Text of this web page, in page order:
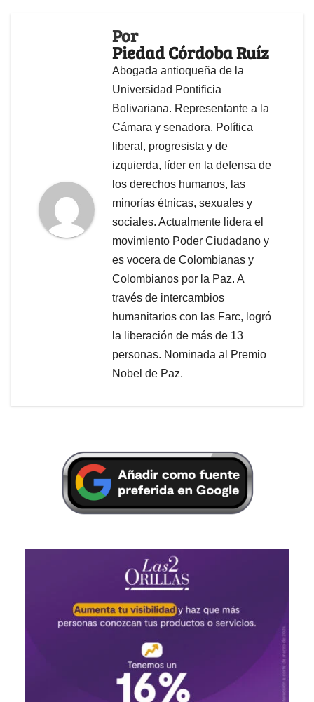
Por
Piedad Córdoba Ruíz
Abogada antioqueña de la
Universidad Pontificia
Bolivariana. Representante a la
Cámara y senadora. Política
liberal, progresista y de
izquierda, líder en la defensa de
los derechos humanos, las
minorías étnicas, sexuales y
sociales. Actualmente lidera el
movimiento Poder Ciudadano y
es vocera de Colombianas y
Colombianos por la Paz. A
través de intercambios
humanitarios con las Farc, logró
la liberación de más de 13
personas. Nominada al Premio
Nobel de Paz.